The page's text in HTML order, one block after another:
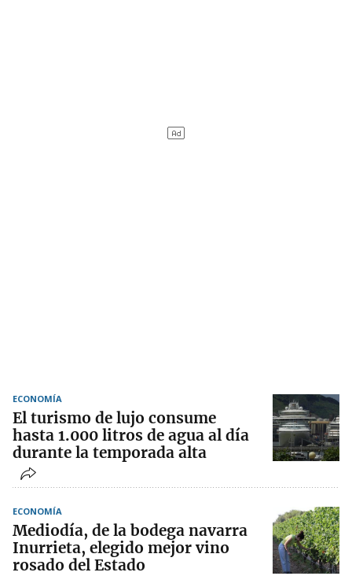
ECONOMÍA
El turismo de lujo consume
hasta 1.000 litros de agua al día
durante la temporada alta
ECONOMÍA
Mediodía, de la bodega navarra
Inurrieta, elegido mejor vino
rosado del Estado